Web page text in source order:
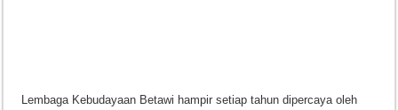
Lembaga Kebudayaan Betawi hampir setiap tahun dipercaya oleh